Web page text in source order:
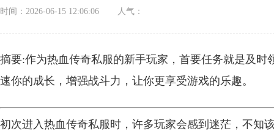
时间：2026-06-15 12:06:06 人气：
摘要:作为热血传奇私服的新手玩家，首要任务就是及
速你的成长，增强战斗力，让你更享受游戏的乐趣。
初次进入热血传奇私服时，许多玩家会感到迷茫，不知